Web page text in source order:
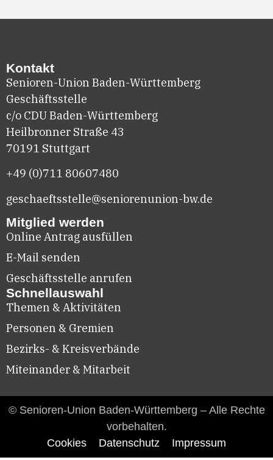
Kontakt
Senioren-Union Baden-Württemberg
Geschäftsstelle
c/o CDU Baden-Württemberg
Heilbronner Straße 43
70191 Stuttgart
+49 (0)711 80607480
geschaeftsstelle@seniorenunion-bw.de
Mitglied werden
Online Antrag ausfüllen
E-Mail senden
Geschäftsstelle anrufen
Schnellauswahl
Themen & Aktivitäten
Personen & Gremien
Bezirks- & Kreisverbände
Miteinander & Mitarbeit
© Senioren-Union Baden-Württemberg – Alle Rechte
vorbehalten.
Cookies
Datenschutz Impressum